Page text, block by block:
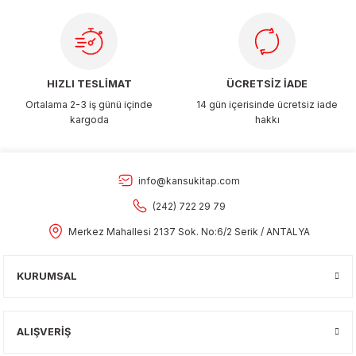
HIZLI TESLİMAT
Ortalama 2-3 iş günü içinde
kargoda
ÜCRETSİZ İADE
14 gün içerisinde ücretsiz iade
hakkı
info@kansukitap.com
(242) 722 29 79
Merkez Mahallesi 2137 Sok. No:6/2 Serik / ANTALYA
KURUMSAL
ALIŞVERİŞ